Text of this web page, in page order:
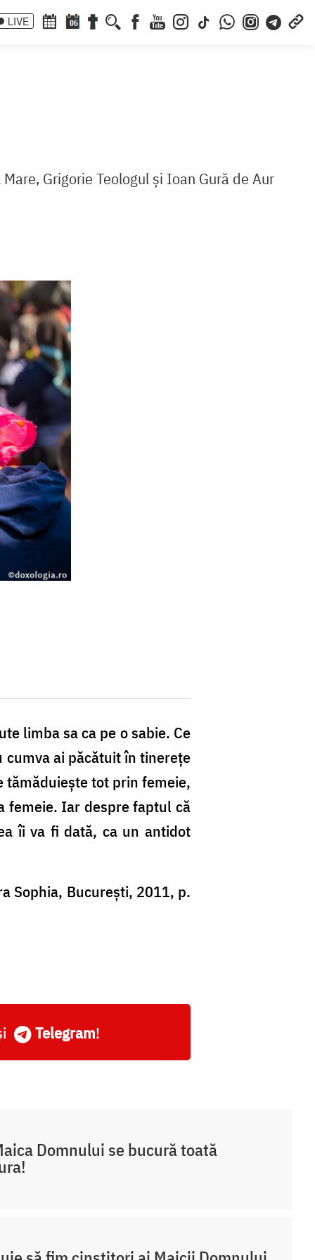
LIVE 06
Grigorie Teologul și Ioan Gură de Aur
limba sa ca pe o sabie. Ce
cumva ai păcătuit în tinereţe
tămăduieşte tot prin femeie,
femeie. Iar despre faptul că
îi va fi dată, ca un antidot
Sophia, București, 2011, p.
Telegram!
Domnului se bucură toată